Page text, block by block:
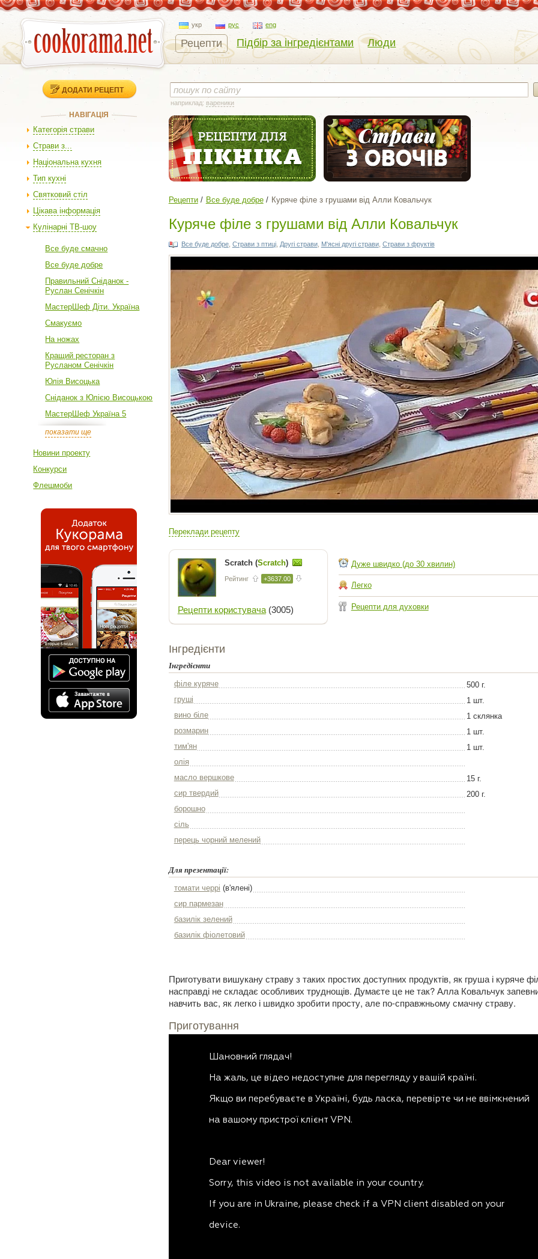
укр рус eng
Рецепти Підбір за інгредієнтами Люди
ДОДАТИ РЕЦЕПТ
НАВІГАЦІЯ
Категорія страви
Страви з...
Національна кухня
Тип кухні
Святковий стіл
Цікава інформація
Кулінарні ТВ-шоу
Все буде смачно
Все буде добре
Правильний Сніданок -
Руслан Сенічкін
МастерШеф Діти. Україна
Смакуємо
На ножах
Кращий ресторан з
Русланом Сенічкін
Юлія Висоцька
Сніданок з Юлією Висоцькою
МастерШеф Україна 5
показати ще
Новини проекту
Конкурси
Флешмоби
наприклад: вареники
Рецепти Все буде добре Куряче філе з грушами від Алли Ковальчук
Куряче філе з грушами від Алли Ковальчук
Все буде добре, Страви з птиці, Другі страви, М'ясні другі страви, Страви з фруктів
Переклади рецепту
Scratch (Scratch)
Рейтинг +3637.00
Рецепти користувача(3005)
Дуже швидко (до 30 хвилин)
Легко
Рецепти для духовки
Інгредієнти
Інгредієнти
філе куряче
500 г.
груші
1 шт.
вино біле
1 склянка
розмарин
1 шт.
тим'ян
1 шт.
олія
масло вершкове
15 г.
сир твердий
200 г.
борошно
сіль
перець чорний мелений
Для презентації:
томати черрі (в'ялені)
сир пармезан
базилік зелений
базилік фіолетовий
Приготувати вишукану страву з таких простих доступних продуктів, як груша і куряче
насправді не складає особливих труднощів. Думаєте це не так? Алла Ковальчук
навчить вас, як легко і швидко зробити просту, але по-справжньому смачну страву.
Приготування